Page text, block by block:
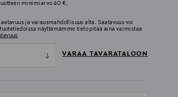
tuotteen minimiarvo 40 €.
ja varausmahdollisuus alta. Saatavuus voi
näyttämämme tieto pitää aina varmistaa
VARAA TAVARATALOON